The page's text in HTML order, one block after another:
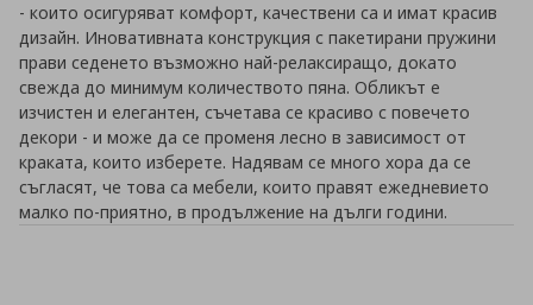
- които осигуряват комфорт, качествени са и имат красив
дизайн. Иновативната конструкция с пакетирани пружини
прави седенето възможно най-релаксиращо, докато
свежда до минимум количеството пяна. Обликът е
изчистен и елегантен, съчетава се красиво с повечето
декори - и може да се променя лесно в зависимост от
краката, които изберете. Надявам се много хора да се
съгласят, че това са мебели, които правят ежедневието
малко по-приятно, в продължение на дълги години.